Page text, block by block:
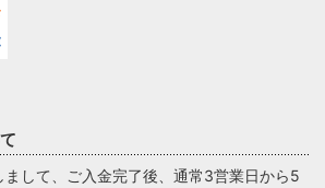
して、ご入金完了後、通常3営業日から5